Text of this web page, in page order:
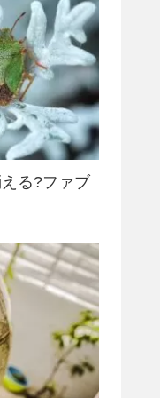
る?ファブ